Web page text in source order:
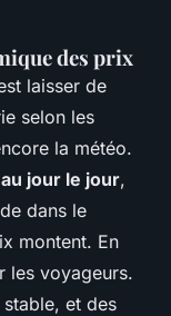
des prix
laisser de
selon les
la météo.
au jour le jour,
dans le
montent. En
les voyageurs.
stable, et des